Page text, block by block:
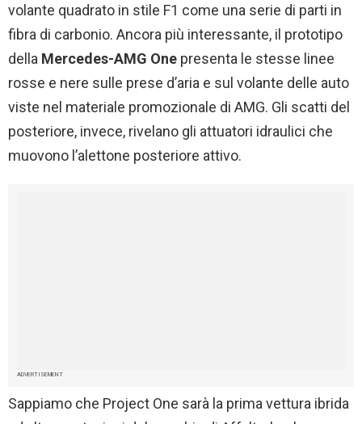
volante quadrato in stile F1 come una serie di parti in
fibra di carbonio. Ancora più interessante, il prototipo
della Mercedes-AMG One presenta le stesse linee
rosse e nere sulle prese d’aria e sul volante delle auto
viste nel materiale promozionale di AMG. Gli scatti del
posteriore, invece, rivelano gli attuatori idraulici che
muovono l’alettone posteriore attivo.
ADVERTISEMENT
Sappiamo che Project One sarà la prima vettura ibrida